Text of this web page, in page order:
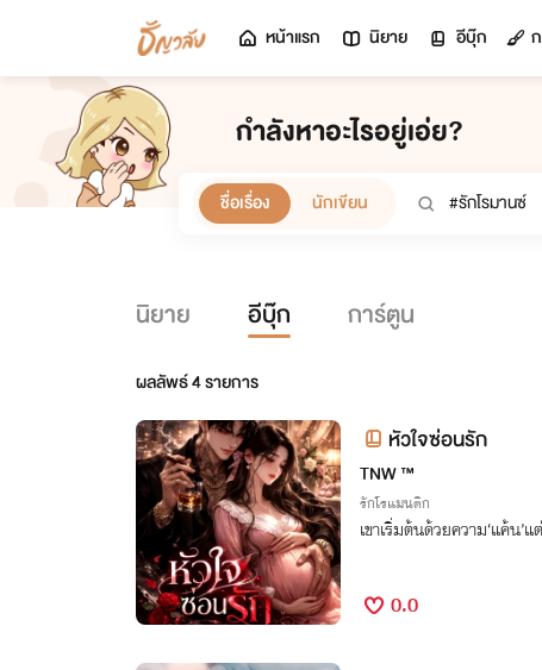
หน้าแรก นิยาย อีบุ๊ก
กำลังหาอะไรอยู่เอ่ย?
ชื่อเรื่อง นักเขียน
นิยาย อีบุ๊ก การ์ตูน
ผลลัพธ์4รายการ
หัวใจซ่อนรัก
TNW ™
รักโรแมนติก
เขาเริ่มต้นด้วยความ‘แค้น
0.0